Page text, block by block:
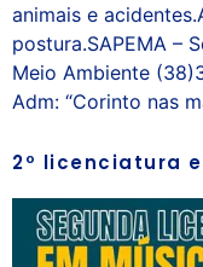
animais e
postura.SAPEMA –
Meio Ambiente
Adm: “Corinto nas
2º licenciatura